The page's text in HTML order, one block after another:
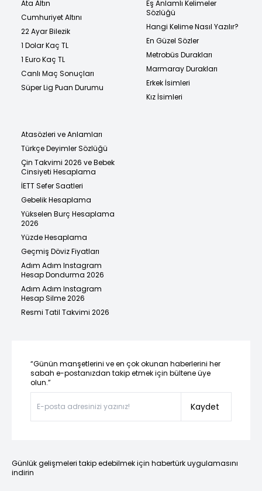
Ata Altın
Cumhuriyet Altını
22 Ayar Bilezik
1 Dolar Kaç TL
1 Euro Kaç TL
Canlı Maç Sonuçları
Süper Lig Puan Durumu
Eş Anlamlı Kelimeler
Sözlüğü
Hangi Kelime Nasıl Yazılır?
En Güzel Sözler
Metrobüs Durakları
Marmaray Durakları
Erkek İsimleri
Kız İsimleri
Atasözleri ve Anlamları
Türkçe Deyimler Sözlüğü
Çin Takvimi 2026 ve Bebek
Cinsiyeti Hesaplama
İETT Sefer Saatleri
Gebelik Hesaplama
Yükselen Burç Hesaplama
2026
Yüzde Hesaplama
Geçmiş Döviz Fiyatları
Adım Adım Instagram
Hesap Dondurma 2026
Adım Adım Instagram
Hesap Silme 2026
Resmi Tatil Takvimi 2026
“Günün manşetlerini ve en çok okunan haberlerini her
sabah e-postanızdan takip etmek için bültene üye
olun.”
Kaydet
Günlük gelişmeleri takip edebilmek için habertürk uygulamasını
indirin